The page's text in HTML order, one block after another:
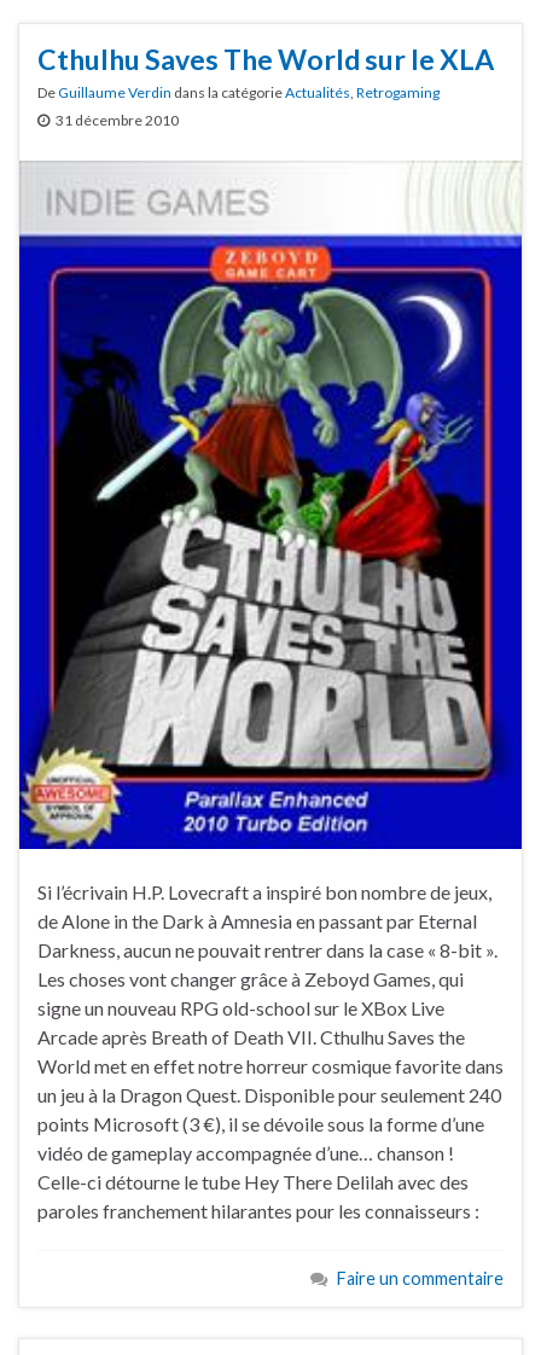
Cthulhu Saves The World sur le XLA
DeGuillaume Verdin dans la catégorieActualités Retrogaming
31 décembre 2010
Si l’écrivain H.P. Lovecraft a inspiré bon nombre de jeux,
de Alone in the Dark à Amnesia en passant par Eternal
Darkness, aucun ne pouvait rentrer dans la case « 8-bit ».
Les choses vont changer grâce à Zeboyd Games, qui
signe un nouveau RPG old-school sur le XBox Live
Arcade après Breath of Death VII. Cthulhu Saves the
World met en effet notre horreur cosmique favorite dans
un jeu à la Dragon Quest. Disponible pour seulement 240
points Microsoft (3 €), il se dévoile sous la forme d’une
vidéo de gameplay accompagnée d’une… chanson !
Celle-ci détourne le tube Hey There Delilah avec des
paroles franchement hilarantes pour les connaisseurs :
Faire un commentaire